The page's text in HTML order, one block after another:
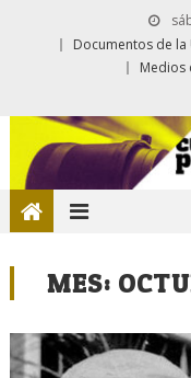
Documentos de la
Medios
MES: